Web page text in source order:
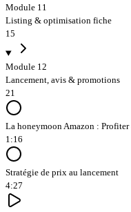
Module 11
Listing & optimisation fiche
15
Module 12
Lancement, avis & promotions
21
La honeymoon Amazon :
1:16
Stratégie de prix au lancement
4:27